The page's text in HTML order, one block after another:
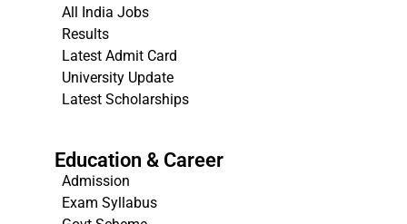
All India Jobs
Results
Latest Admit Card
University Update
Latest Scholarships
Education & Career
Admission
Exam Syllabus